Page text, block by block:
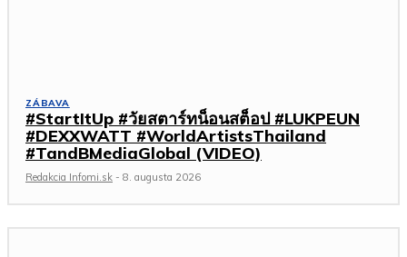
ZÁBAVA
#StartItUp #วัยสตาร์ทน็อนสต็อป #LUKPEUN
#DEXXWATT #WorldArtistsThailand
#TandBMediaGlobal (VIDEO)
Redakcia Infomi.sk - 8. augusta 2026